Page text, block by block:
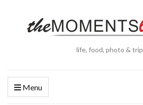
life, food, photo & trip
Menu